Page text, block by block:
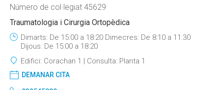
Número de col·legiat 45629
Traumatologia i Cirurgia Ortopèdica
Dimarts: De 15:00 a 18:20 Dimecres: De 8:10 a 11:30
Dijous: De 15:00 a 18:20
Edifici: Corachan 1 Consulta: Planta 1
DEMANAR CITA